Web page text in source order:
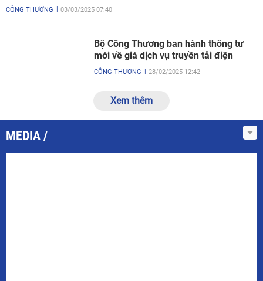
CÔNG THƯƠNG 03/03/2025 07:40
Bộ Công Thương ban hành thông tư
mới về giá dịch vụ truyền tải điện
CÔNG THƯƠNG 28/02/2025 12:42
Xem thêm
MEDIA